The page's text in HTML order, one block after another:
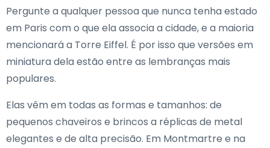
Pergunte a qualquer pessoa que nunca tenha estado
em Paris com o que ela associa a cidade, e a maioria
mencionará a Torre Eiffel. É por isso que versões em
miniatura dela estão entre as lembranças mais
populares.
Elas vêm em todas as formas e tamanhos: de
pequenos chaveiros e brincos a réplicas de metal
elegantes e de alta precisão. Em Montmartre e na